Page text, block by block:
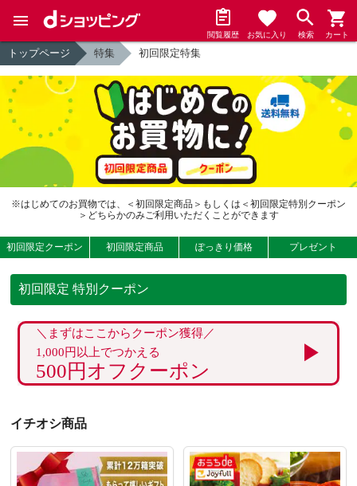
閲覧履歴 お気に入り 検索 カート
トップページ 特集 初回限定特集
※はじめてのお買物では、＜初回限定商品＞もしくは＜初回限定特別クーポン
＞どちらかのみご利用いただくことができます
初回限定クーポン 初回限定商品 ぽっきり価格 プレゼント
初回限定 特別クーポン
＼まずはここからクーポン獲得／
1,000円以上でつかえる
500円オフクーポン
イチオシ商品